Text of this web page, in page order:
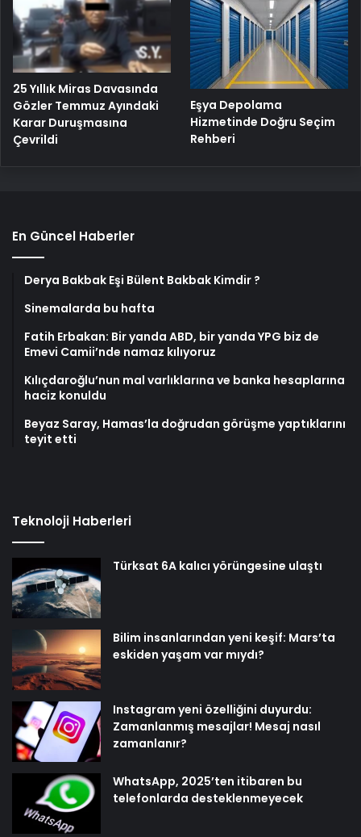
25 Yıllık Miras Davasında
Gözler Temmuz Ayındaki
Karar Duruşmasına
Çevrildi
Eşya Depolama
Hizmetinde Doğru Seçim
Rehberi
En Güncel Haberler
Derya Bakbak Eşi Bülent Bakbak Kimdir ?
Sinemalarda bu hafta
Fatih Erbakan: Bir yanda ABD, bir yanda YPG biz de
Emevi Camii’nde namaz kılıyoruz
Kılıçdaroğlu’nun mal varlıklarına ve banka hesaplarına
haciz konuldu
Beyaz Saray, Hamas’la doğrudan görüşme yaptıklarını
teyit etti
Teknoloji Haberleri
Türksat 6A kalıcı yörüngesine ulaştı
Bilim insanlarından yeni keşif: Mars’ta
eskiden yaşam var mıydı?
Instagram yeni özelliğini duyurdu:
Zamanlanmış mesajlar! Mesaj nasıl
zamanlanır?
WhatsApp, 2025’ten itibaren bu
telefonlarda desteklenmeyecek